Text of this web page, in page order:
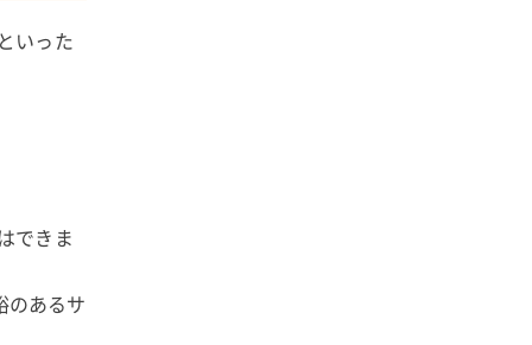
いった
できま
のあるサ